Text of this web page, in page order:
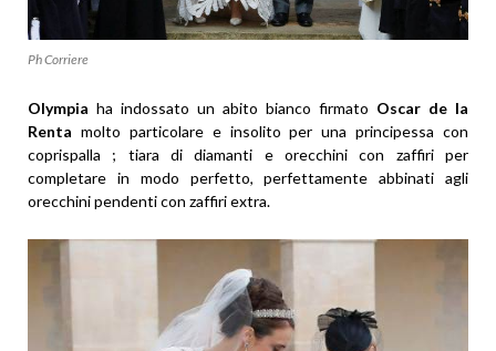
Ph Corriere
Olympia ha indossato un abito bianco firmato Oscar de la
Renta molto particolare e insolito per una principessa con
coprispalla ; tiara di diamanti e orecchini con zaffiri per
completare in modo perfetto, perfettamente abbinati agli
orecchini pendenti con zaffiri extra.